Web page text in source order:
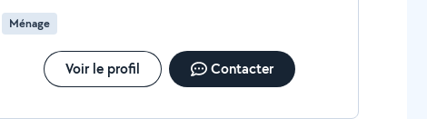
Ménage
Voir le profil Contacter